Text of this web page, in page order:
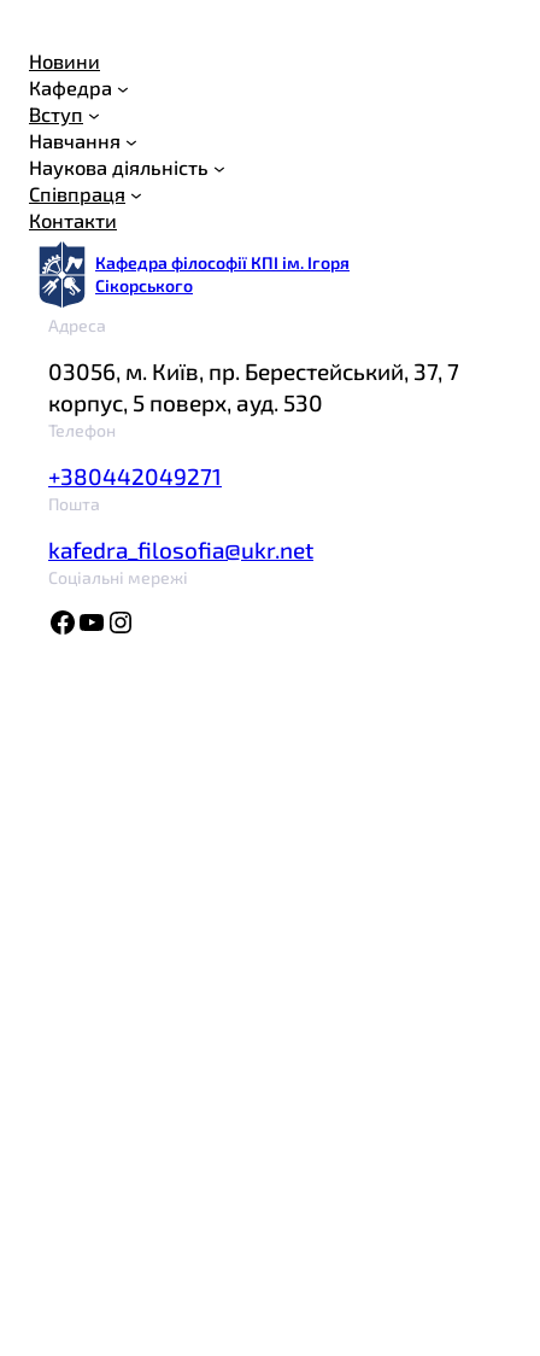
Новини
Кафедра
Вступ
Навчання
Наукова діяльність
Співпраця
Контакти
Кафедра філософії КПІ ім. Ігоря
Сікорського
Адреса
03056, м. Київ, пр. Берестейський, 37, 7
корпус, 5 поверх, ауд. 530
Телефон
+380442049271
Пошта
kafedra_filosofia@ukr.net
Соціальні мережі
Facebook YouTube Instagram